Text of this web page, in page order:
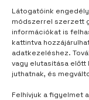
Látogatóink
módszerrel szerzett
információkat is
kattintva
adatkezeléshez.
vagy elutasítása
juthatnak, és
Felhívjuk a figyelmet
TÁBORUNK 2